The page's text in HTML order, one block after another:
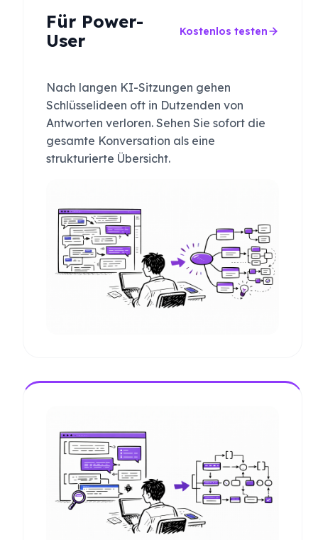
Für Power-
User
Kostenlos testen
Nach langen KI-Sitzungen gehen
Schlüsselideen oft in Dutzenden von
Antworten verloren. Sehen Sie sofort die
gesamte Konversation als eine
strukturierte Übersicht.